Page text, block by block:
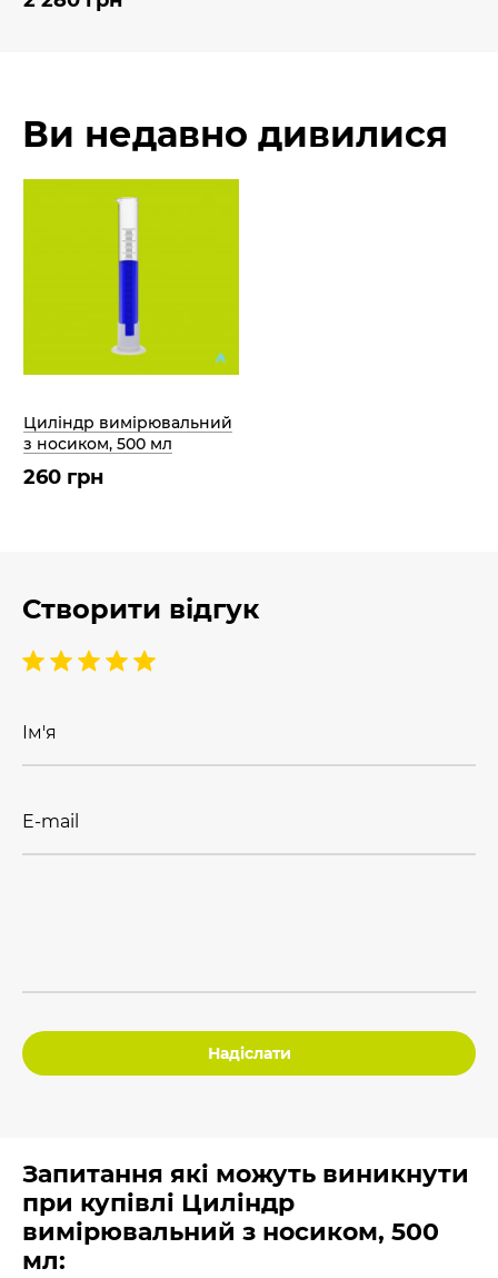
Ви недавно дивилися
Циліндр вимірювальний
з носиком, 500 мл
260 грн
Створити відгук
Ім'я
E-mail
Надіслати
Запитання які можуть виникнути
при купівлі Циліндр
вимірювальний з носиком, 500
мл: